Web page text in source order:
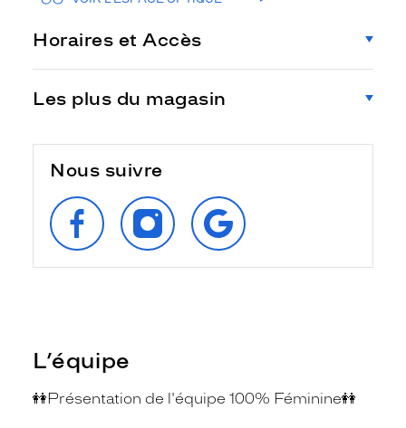
Horaires et Accès
Les plus du magasin
Nous suivre
SUIVEZ‑NOUS
SUR
FACEBOOK
SUIVEZ‑NOUS
SUR
INSTAGRAM
RETROUVEZ‑NOUS
SUR
GOOGLE
L’équipe
👭Présentation de l'équipe 100% Féminine👭